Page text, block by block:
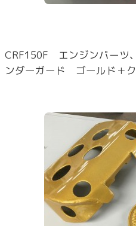
CRF150F エンジンパーツ
ンダーガード ゴールド＋